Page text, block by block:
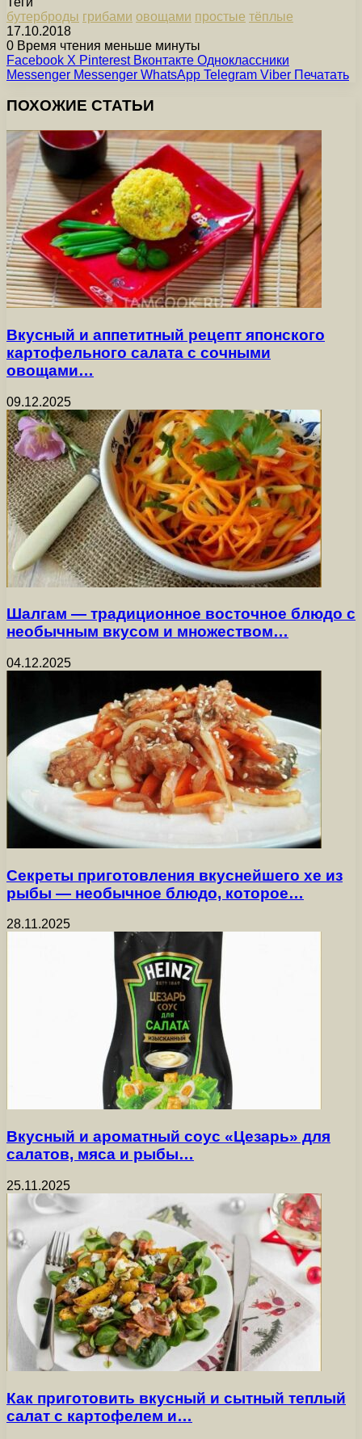
бутерброды грибами овощами простые тёплые
17.10.2018
0 Время чтения меньше минуты
Facebook X Pinterest Вконтакте Одноклассники
Messenger Messenger WhatsApp Telegram Viber Печатать
ПОХОЖИЕ СТАТЬИ
Вкусный и аппетитный рецепт японского
картофельного салата с сочными
овощами…
09.12.2025
Шалгам — традиционное восточное блюдо с
необычным вкусом и множеством…
04.12.2025
Секреты приготовления вкуснейшего хе из
рыбы — необычное блюдо, которое…
28.11.2025
Вкусный и ароматный соус «Цезарь» для
салатов, мяса и рыбы…
25.11.2025
Как приготовить вкусный и сытный теплый
салат с картофелем и…